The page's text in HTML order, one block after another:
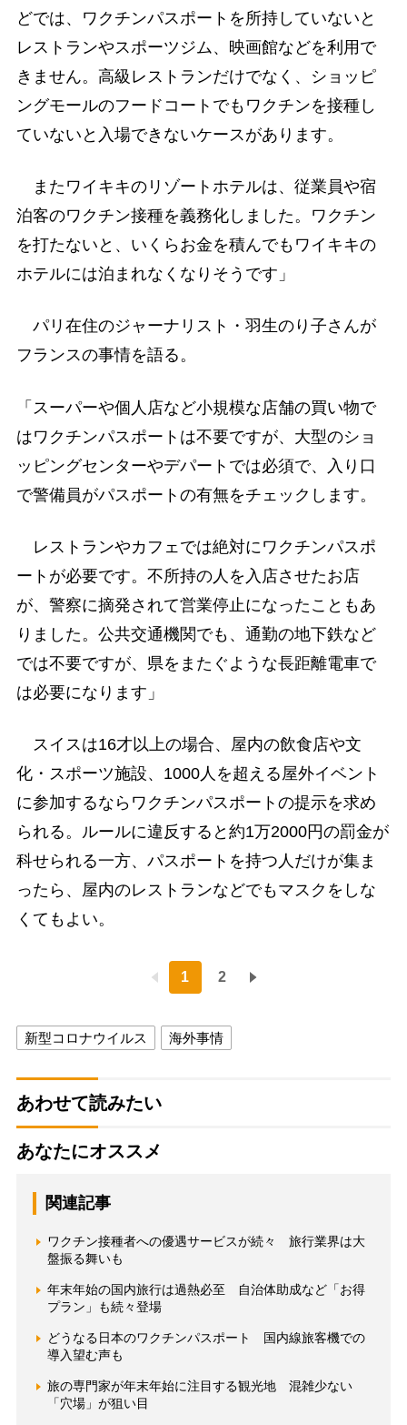
どでは、ワクチンパスポートを所持していないと
レストランやスポーツジム、映画館などを利用で
きません。高級レストランだけでなく、ショッピ
ングモールのフードコートでもワクチンを接種し
ていないと入場できないケースがあります。
またワイキキのリゾートホテルは、従業員や宿
泊客のワクチン接種を義務化しました。ワクチン
を打たないと、いくらお金を積んでもワイキキの
ホテルには泊まれなくなりそうです」
パリ在住のジャーナリスト・羽生のり子さんが
フランスの事情を語る。
「スーパーや個人店など小規模な店舗の買い物で
はワクチンパスポートは不要ですが、大型のショ
ッピングセンターやデパートでは必須で、入り口
で警備員がパスポートの有無をチェックします。
レストランやカフェでは絶対にワクチンパスポ
ートが必要です。不所持の人を入店させたお店
が、警察に摘発されて営業停止になったこともあ
りました。公共交通機関でも、通勤の地下鉄など
では不要ですが、県をまたぐような長距離電車で
は必要になります」
スイスは16才以上の場合、屋内の飲食店や文
化・スポーツ施設、1000人を超える屋外イベント
に参加するならワクチンパスポートの提示を求め
られる。ルールに違反すると約1万2000円の罰金が
科せられる一方、パスポートを持つ人だけが集ま
ったら、屋内のレストランなどでもマスクをしな
くてもよい。
1 2
新型コロナウイルス 海外事情
あわせて読みたい
あなたにオススメ
関連記事
ワクチン接種者への優遇サービスが続々 旅行業界は大
盤振る舞いも
年末年始の国内旅行は過熱必至 自治体助成など「お得
プラン」も続々登場
どうなる日本のワクチンパスポート 国内線旅客機での
導入望む声も
旅の専門家が年末年始に注目する観光地 混雑少ない
「穴場」が狙い目